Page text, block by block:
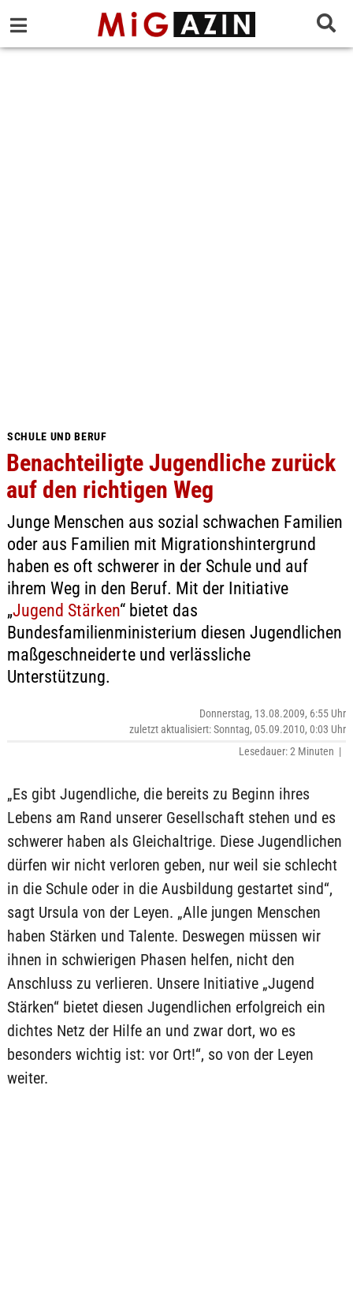
SCHULE UND BERUF
Benachteiligte Jugendliche zurück
auf den richtigen Weg
Junge Menschen aus sozial schwachen Familien
oder aus Familien mit Migrationshintergrund
haben es oft schwerer in der Schule und auf
ihrem Weg in den Beruf. Mit der Initiative
„Jugend Stärken“ bietet das
Bundesfamilienministerium diesen Jugendlichen
maßgeschneiderte und verlässliche
Unterstützung.
Donnerstag, 13.08.2009, 6:55 Uhr
zuletzt aktualisiert: Sonntag, 05.09.2010, 0:03 Uhr
Lesedauer: 2 Minuten |
„Es gibt Jugendliche, die bereits zu Beginn ihres
Lebens am Rand unserer Gesellschaft stehen und es
schwerer haben als Gleichaltrige. Diese Jugendlichen
dürfen wir nicht verloren geben, nur weil sie schlecht
in die Schule oder in die Ausbildung gestartet sind“,
sagt Ursula von der Leyen. „Alle jungen Menschen
haben Stärken und Talente. Deswegen müssen wir
ihnen in schwierigen Phasen helfen, nicht den
Anschluss zu verlieren. Unsere Initiative „Jugend
Stärken“ bietet diesen Jugendlichen erfolgreich ein
dichtes Netz der Hilfe an und zwar dort, wo es
besonders wichtig ist: vor Ort!“, so von der Leyen
weiter.